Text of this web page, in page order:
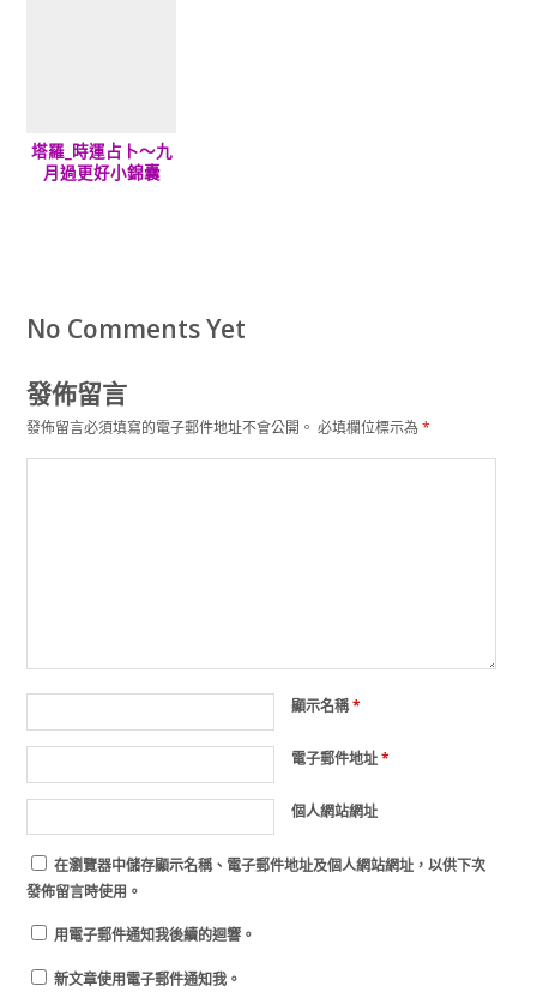
塔羅_時運占卜～九
月過更好小錦囊
No Comments Yet
發佈留言
發佈留言必須填寫的電子郵件地址不會公開。 必填欄位標示為*
顯示名稱*
電子郵件地址*
個人網站網址
在瀏覽器中儲存顯示名稱、電子郵件地址及個人網站網址，以供下次
發佈留言時使用。
用電子郵件通知我後續的迴響。
新文章使用電子郵件通知我。